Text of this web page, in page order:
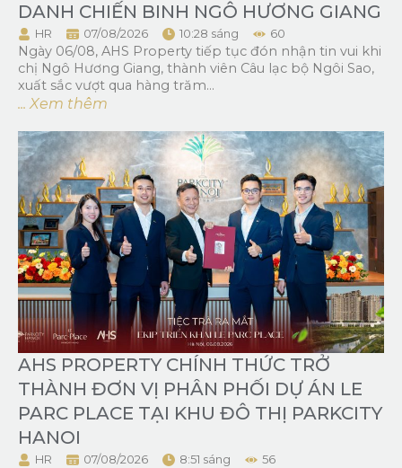
DANH CHIẾN BINH NGÔ HƯƠNG GIANG
HR 07/08/2026 10:28 sáng 60
Ngày 06/08, AHS Property tiếp tục đón nhận tin vui khi
chị Ngô Hương Giang, thành viên Câu lạc bộ Ngôi Sao,
xuất sắc vượt qua hàng trăm...
... Xem thêm
AHS PROPERTY CHÍNH THỨC TRỞ
THÀNH ĐƠN VỊ PHÂN PHỐI DỰ ÁN LE
PARC PLACE TẠI KHU ĐÔ THỊ PARKCITY
HANOI
HR 07/08/2026 8:51 sáng 56